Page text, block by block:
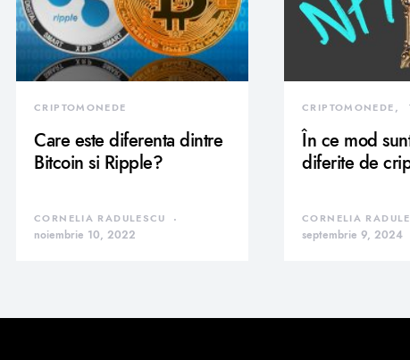
CRIPTOMONEDE
Care este diferenta dintre
Bitcoin si Ripple?
CORNELIA RADULESCU
noiembrie 10, 2022
CRIPTOMONEDE
În ce mod
diferite de
CORNELIA
septembrie 9, 2024